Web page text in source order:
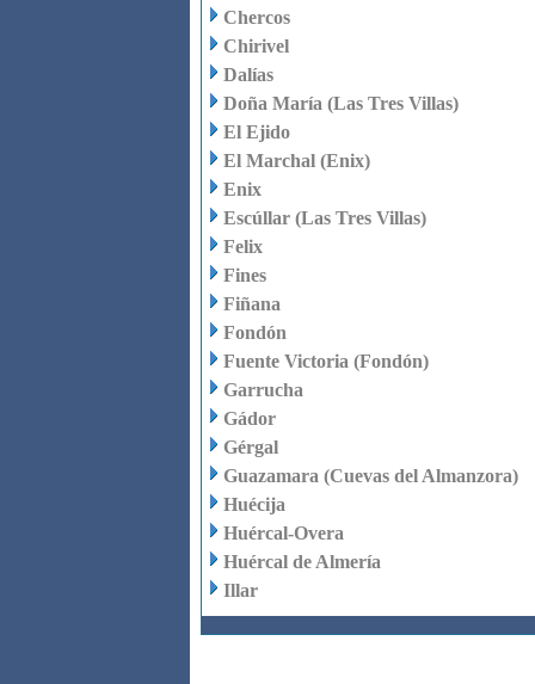
Chercos
Chirivel
Dalías
Doña María (Las Tres Villas)
El Ejido
El Marchal (Enix)
Enix
Escúllar (Las Tres Villas)
Felix
Fines
Fiñana
Fondón
Fuente Victoria (Fondón)
Garrucha
Gádor
Gérgal
Guazamara (Cuevas del Almanzora)
Huécija
Huércal-Overa
Huércal de Almería
Illar